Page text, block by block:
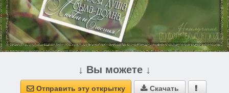
↓ Вы можете ↓
 Отправить эту открытку  Скачать 